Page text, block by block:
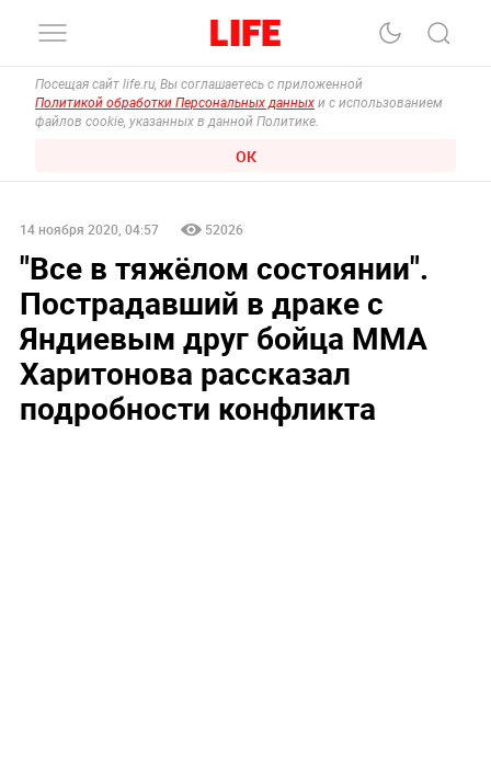
Посещая сайт life.ru, Вы соглашаетесь с приложенной
Политикой обработки Персональных данных и с использованием
файлов cookie, указанных в данной Политике.
ОК
14 ноября 2020, 04:57 52026
"Все в тяжёлом состоянии".
Пострадавший в драке с
Яндиевым друг бойца ММА
Харитонова рассказал
подробности конфликта